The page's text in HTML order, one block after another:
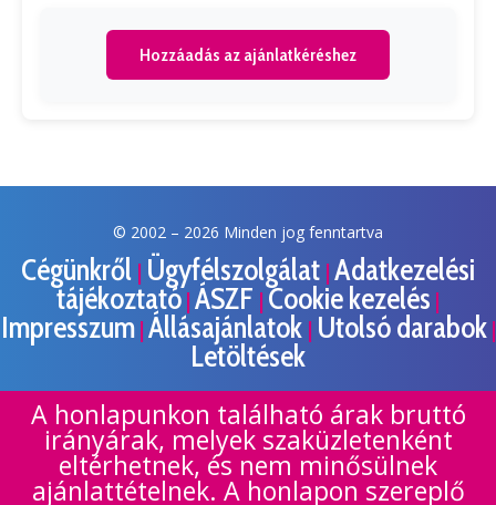
Hozzáadás az ajánlatkéréshez
© 2002 – 2026 Minden jog fenntartva
Cégünkről | Ügyfélszolgálat | Adatkezelési
tájékoztató | ÁSZF | Cookie kezelés |
Impresszum| Állásajánlatok | Utolsó darabok|
Letöltések
A honlapunkon található árak bruttó
irányárak, melyek szaküzletenként
eltérhetnek, és nem minősülnek
ajánlattételnek. A honlapon szereplő